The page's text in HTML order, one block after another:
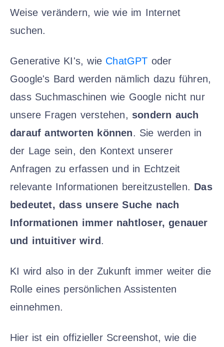
Weise verändern, wie wie im Internet
suchen.
Generative KI's, wie ChatGPT oder
Google's Bard werden nämlich dazu führen,
dass Suchmaschinen wie Google nicht nur
unsere Fragen verstehen, sondern auch
darauf antworten können. Sie werden in
der Lage sein, den Kontext unserer
Anfragen zu erfassen und in Echtzeit
relevante Informationen bereitzustellen. Das
bedeutet, dass unsere Suche nach
Informationen immer nahtloser, genauer
und intuitiver wird .
KI wird also in der Zukunft immer weiter die
Rolle eines persönlichen Assistenten
einnehmen.
Hier ist ein offizieller Screenshot, wie die